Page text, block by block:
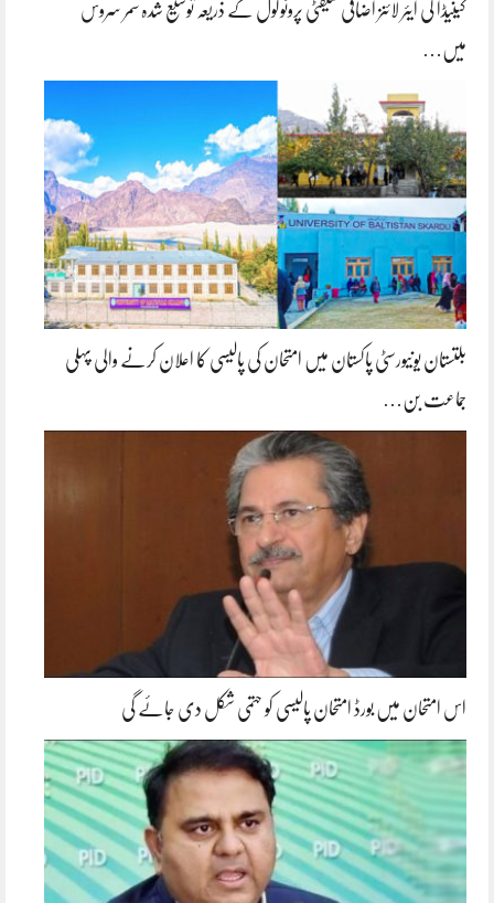
کینیڈا کی ایئر لائنز اضافی سیفٹی پروٹوکول کے ذریعہ توسیع شدہ سمر سروس
میں…
بلتستان یونیورسٹی پاکستان میں امتحان کی پالیسی کا اعلان کرنے والی پہلی
جماعت بن…
اس امتحان میں بورڈ امتحان پالیسی کو حتمی شکل دی جائے گی